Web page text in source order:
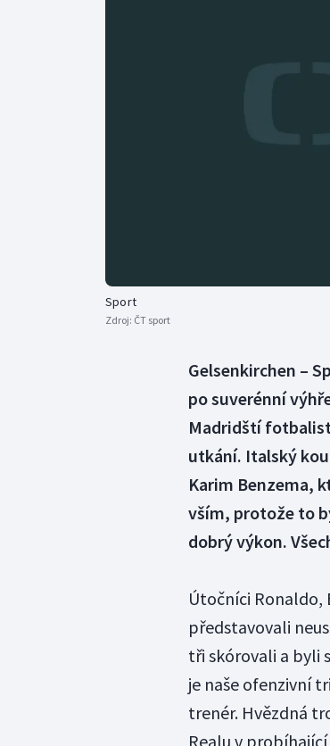
Sport
Zdroj: ČT sport
Gelsenkirchen –
po suverénní
Madridští
utkání. Italský
Karim Benzema,
vším, protože to
dobrý výkon.
Útočníci Ronaldo,
představovali
tři skórovali a byli
je naše ofenzivní
trenér. Hvězdná
Realu v probíhající